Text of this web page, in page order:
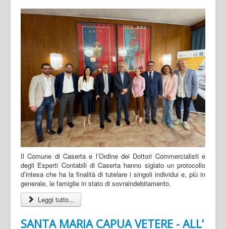
Il Comune di Caserta e l’Ordine dei Dottori Commercialisti e
degli Esperti Contabili di Caserta hanno siglato un protocollo
d’intesa che ha la finalità di tutelare i singoli individui e, più in
generale, le famiglie in stato di sovraindebitamento.
Leggi tutto...
SANTA MARIA CAPUA VETERE - ALL’